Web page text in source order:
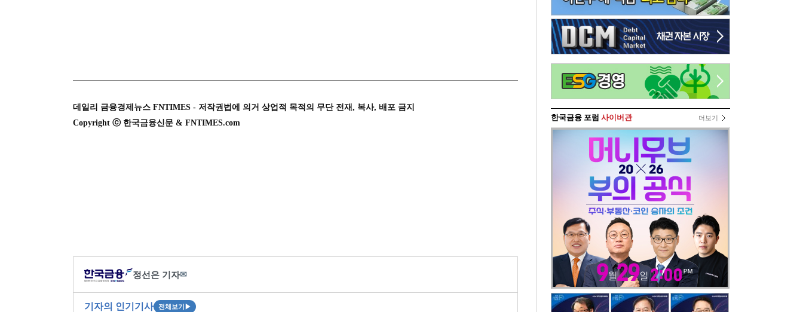
데일리 금융경제뉴스 FNTIMES - 저작권법에 의거 상업적 목적의 무단 전재, 복사, 배포 금지
Copyright ⓒ 한국금융신문 & FNTIMES.com
정선은 기자✉
기자의 인기기사 전체보기 ▶
한국금융 포럼 사이버관 더보기